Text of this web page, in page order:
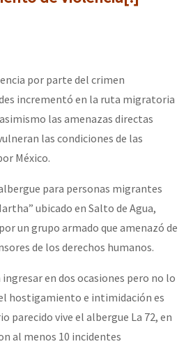
a Humanidade”
globales por la libertad de Jesús
saiba! Nossas lutas pela
el CNI: 30 años de Resistencia y
por parte del crimen
incrementó en la ruta migratoria
las amenazas directas
las condiciones de las
México.
para personas migrantes
ubicado en Salto de Agua,
un grupo armado que amenazó de
de los derechos humanos.
en dos ocasiones pero no lo
hostigamiento e intimidación es
parecido vive el albergue La 72, en
al menos 10 incidentes